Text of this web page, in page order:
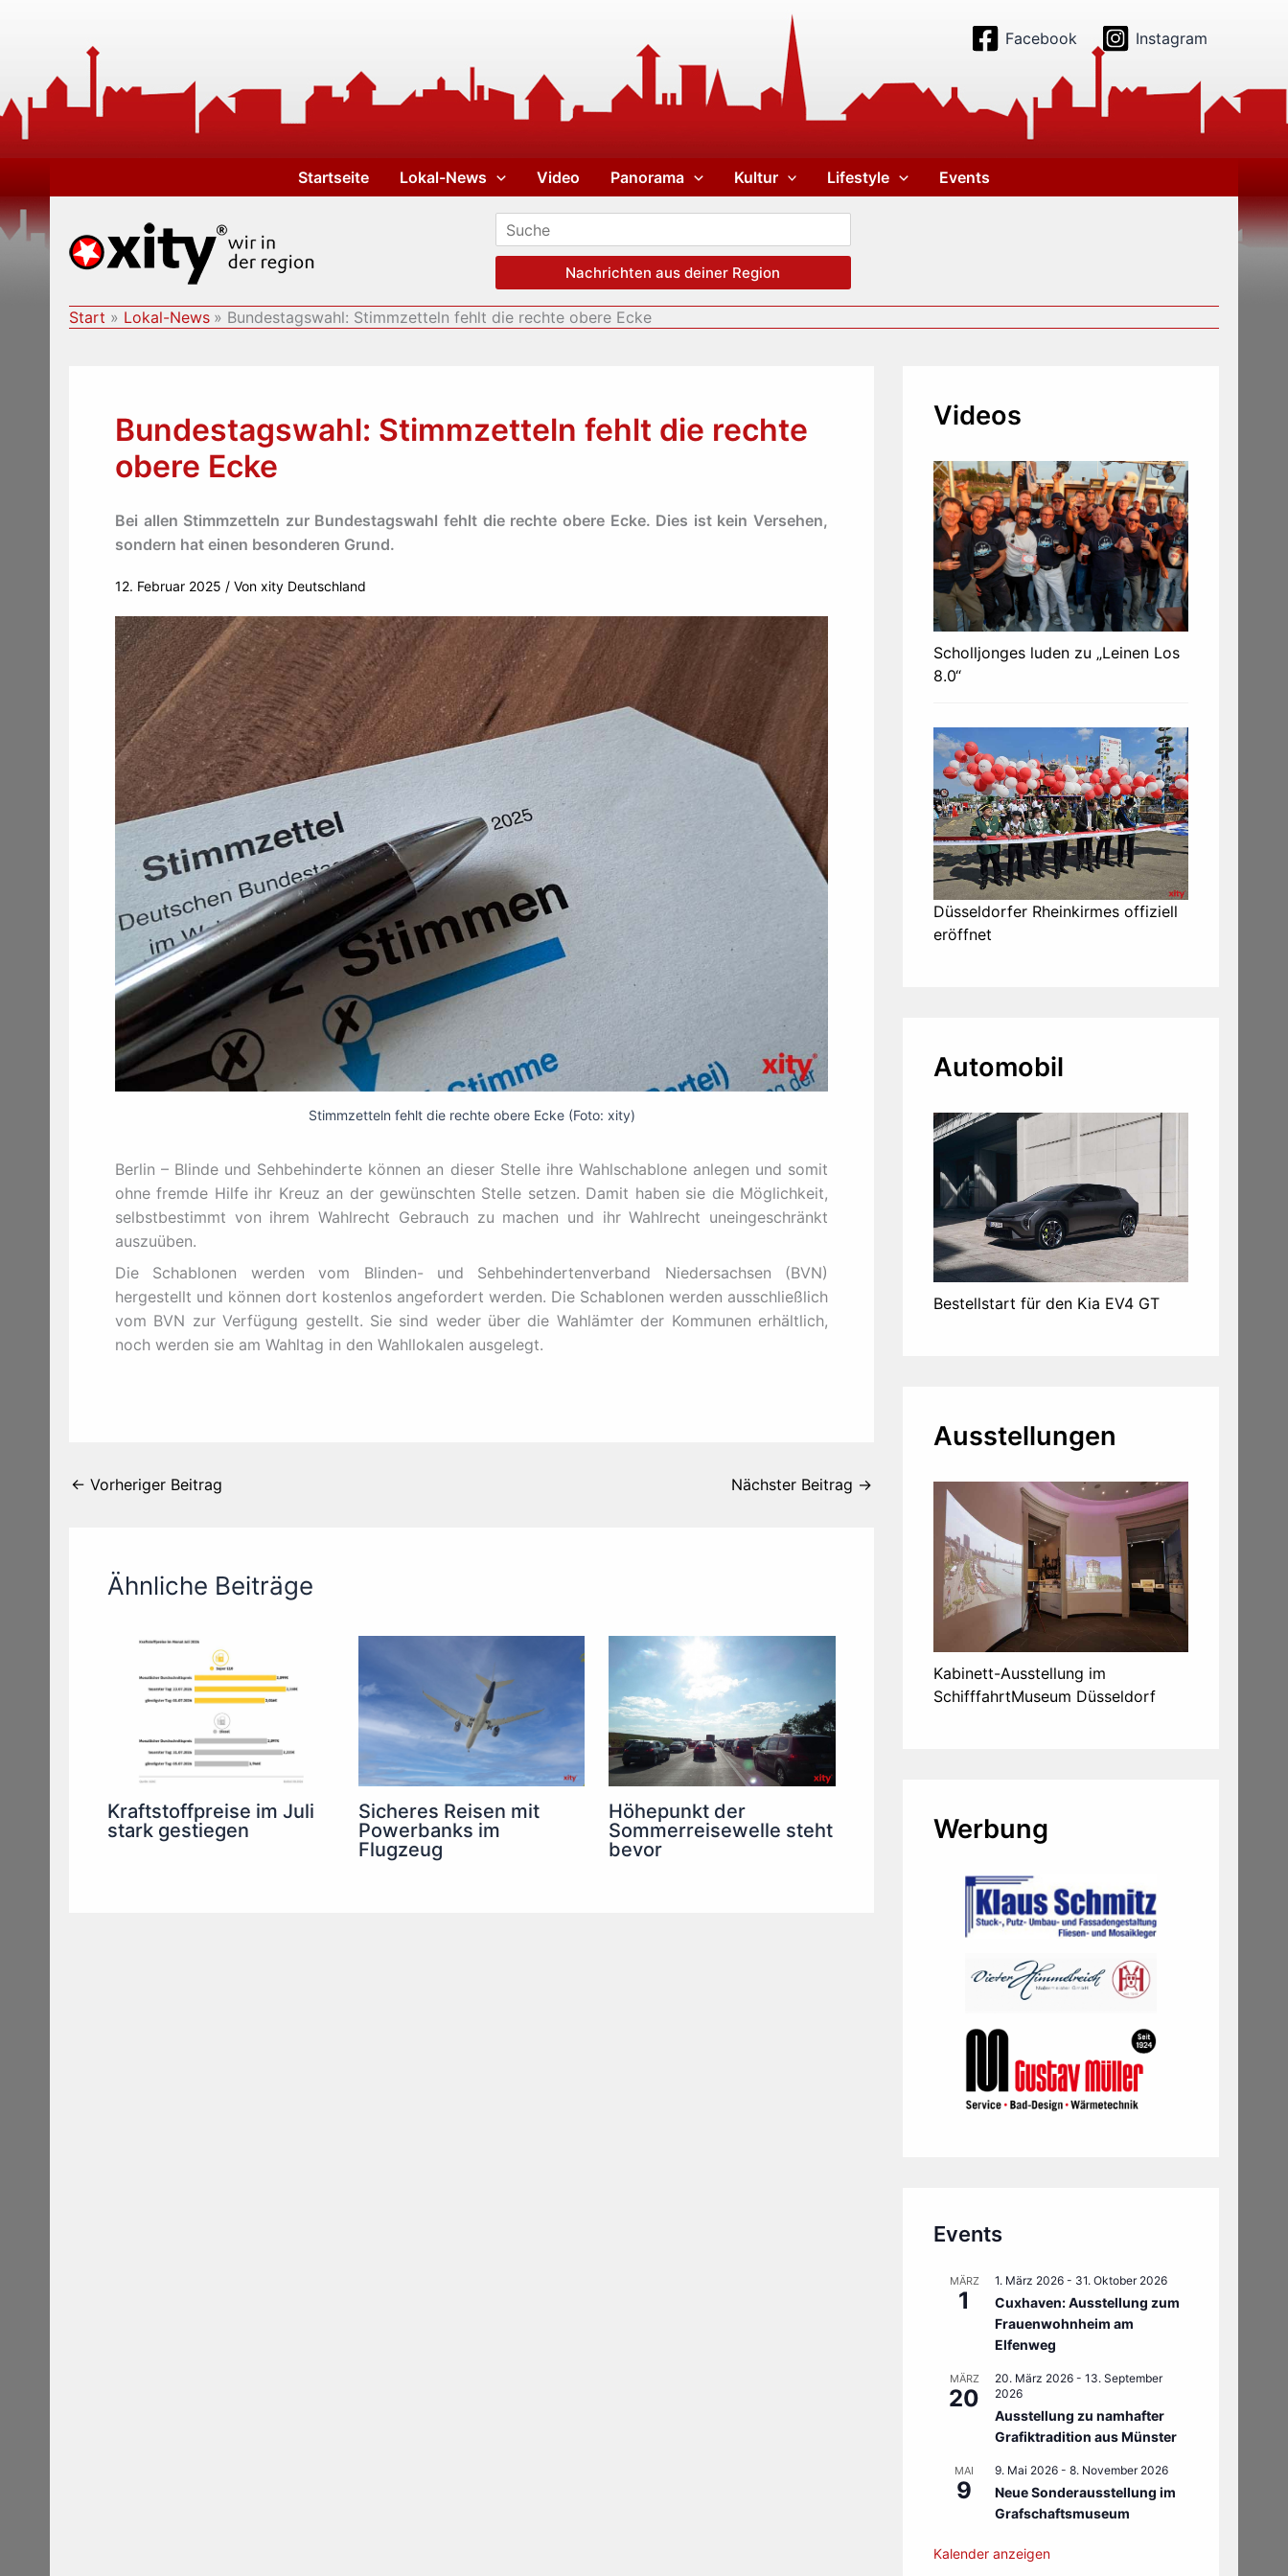
Facebook Instagram
Startseite Lokal-News Video Panorama Kultur Lifestyle Events
Nachrichten aus deiner Region
Start Lokal-News Bundestagswahl: Stimmzetteln fehlt die rechte obere Ecke
Bundestagswahl: Stimmzetteln fehlt die rechte
obere Ecke
Bei allen Stimmzetteln zur Bundestagswahl fehlt die rechte obere Ecke. Dies ist kein Versehen,
sondern hat einen besonderen Grund.
12. Februar 2025 / Von xity Deutschland
Stimmzetteln fehlt die rechte obere Ecke (Foto: xity)
Berlin – Blinde und Sehbehinderte können an dieser Stelle ihre Wahlschablone anlegen und somit
ohne fremde Hilfe ihr Kreuz an der gewünschten Stelle setzen. Damit haben sie die Möglichkeit,
selbstbestimmt von ihrem Wahlrecht Gebrauch zu machen und ihr Wahlrecht uneingeschränkt
auszuüben.
Die Schablonen werden vom Blinden- und Sehbehindertenverband Niedersachsen (BVN)
hergestellt und können dort kostenlos angefordert werden. Die Schablonen werden ausschließlich
vom BVN zur Verfügung gestellt. Sie sind weder über die Wahlämter der Kommunen erhältlich,
noch werden sie am Wahltag in den Wahllokalen ausgelegt.
← Vorheriger Beitrag Nächster Beitrag →
Ähnliche Beiträge
Kraftstoffpreise im Juli
stark gestiegen
Sicheres Reisen mit
Powerbanks im
Flugzeug
Höhepunkt der
Sommerreisewelle steht
bevor
Videos
Scholljonges luden zu „Leinen Los
8.0“
Düsseldorfer Rheinkirmes offiziell
eröffnet
Automobil
Bestellstart für den Kia EV4 GT
Ausstellungen
Kabinett-Ausstellung im
SchifffahrtMuseum Düsseldorf
Werbung
Events
MÄRZ
1
1. März 2026 - 31. Oktober 2026
Cuxhaven: Ausstellung zum
Frauenwohnheim am
Elfenweg
MÄRZ
20
20. März 2026 - 13. September
2026
Ausstellung zu namhafter
Grafiktradition aus Münster
MAI
9
9. Mai 2026 - 8. November 2026
Neue Sonderausstellung im
Grafschaftsmuseum
Kalender anzeigen